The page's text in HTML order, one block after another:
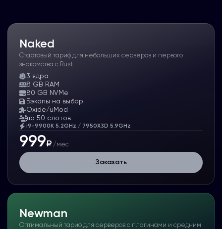
Naked
Стартовый тариф для небольших серверов и первого
знакомства с Rust
3 ядра
8 GB RAM
80 GB NVMe
Бэкапы на выбор
Oxide/uMod
до 50 слотов
i9-9900K 5.2GHz / 7950X3D 5.9GHz
999₽ /мес
Заказать
Newman
Оптимальный тариф для серверов с плагинами и средним